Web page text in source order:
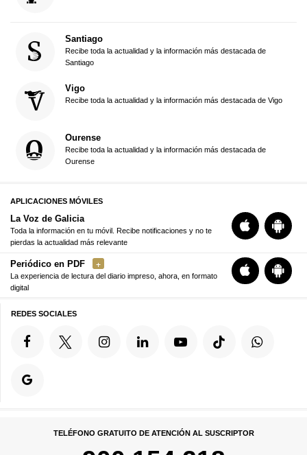
Santiago
Recibe toda la actualidad y la información más destacada de
Santiago
Vigo
Recibe toda la actualidad y la información más destacada de Vigo
Ourense
Recibe toda la actualidad y la información más destacada de
Ourense
APLICACIONES MÓVILES
La Voz de Galicia
Toda la información en tu móvil. Recibe notificaciones y no te
pierdas la actualidad más relevante
Periódico en PDF
La experiencia de lectura del diario impreso, ahora, en formato
digital
REDES SOCIALES
TELÉFONO GRATUITO DE ATENCIÓN AL SUSCRIPTOR